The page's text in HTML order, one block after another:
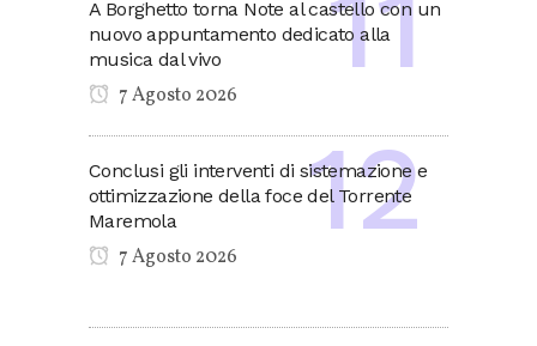
A Borghetto torna Note al castello con un
nuovo appuntamento dedicato alla
musica dal vivo
7 Agosto 2026
Conclusi gli interventi di sistemazione e
ottimizzazione della foce del Torrente
Maremola
7 Agosto 2026